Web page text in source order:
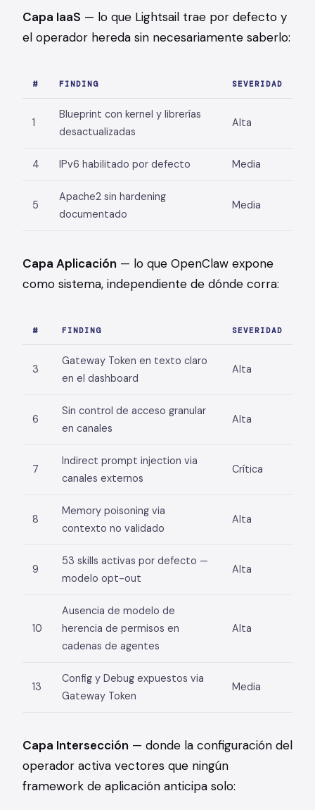
Capa IaaS — lo que Lightsail trae por defecto y
el operador hereda sin necesariamente saberlo:
# FINDING SEVERIDAD
1
Blueprint con kernel y librerías
desactualizadas
Alta
4 IPv6 habilitado por defecto Media
5
Apache2 sin hardening
documentado
Media
Capa Aplicación — lo que OpenClaw expone
como sistema, independiente de dónde corra:
# FINDING SEVERIDAD
3
Gateway Token en texto claro
en el dashboard
Alta
6
Sin control de acceso granular
en canales
Alta
7
Indirect prompt injection via
canales externos
Crítica
8
Memory poisoning via
contexto no validado
Alta
9
53 skills activas por defecto —
modelo opt-out
Alta
10
Ausencia de modelo de
herencia de permisos en
cadenas de agentes
Alta
13
Config y Debug expuestos via
Gateway Token
Media
Capa Intersección — donde la configuración del
operador activa vectores que ningún
framework de aplicación anticipa solo: